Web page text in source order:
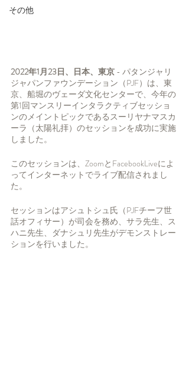
その他
2022年1月23日、日本、東京 - パタンジャリ
ジャパンファウンデーション（PJF）は、東
京、船堀のヴェーダ文化センターで、今年の
第1回マンスリーインタラクティブセッショ
ンのメイントピックであるスーリヤナマスカ
ーラ（太陽礼拝）のセッションを成功に実施
しました。
このセッションは、ZoomとFacebookLiveによ
ってインターネットでライブ配信されまし
た。
セッションはアシュトシュ氏（PJFチーフ世
話オフィサー）が司会を務め、サラ先生、ス
ハニ先生、ダナシュリ先生がデモンストレー
ションを行いました。